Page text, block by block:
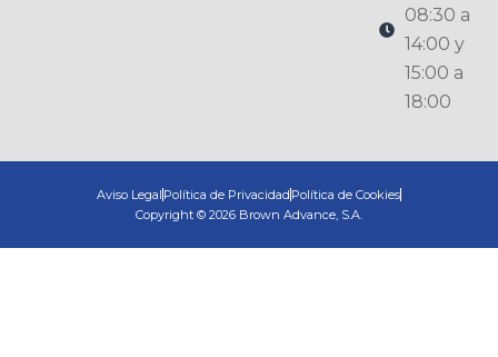
08:30 a
14:00 y
15:00 a
18:00
Aviso Legal Política de Privacidad Política de Cookies
Copyright © 2026 Brown Advance, S.A.